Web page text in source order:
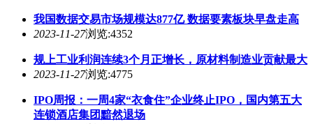
IPO周报：一周4家“衣食住”企业终止IPO，国内第五大
连锁酒店集团黯然退场
2023-11-26浏览:5201
专访PIMCO执行副总裁：股债负相关关系即将恢复，债
券将重新发挥多元化作用
2023-11-26浏览:5744